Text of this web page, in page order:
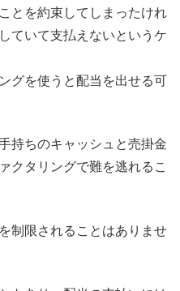
とを約束してしまったけれ
ていて支払えないというケ
グを使うと配当を出せる可
持ちのキャッシュと売掛金
クタリングで難を逃れるこ
制限されることはありませ